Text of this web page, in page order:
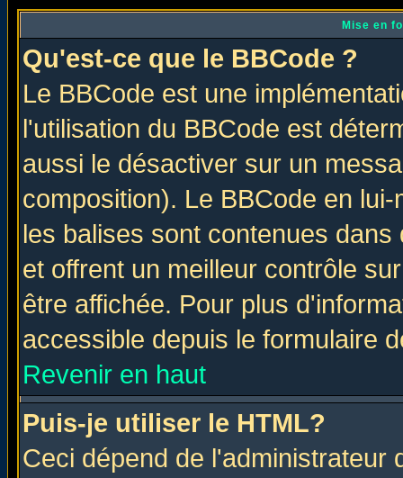
Mise en
Qu'est-ce que le BBCode ?
Le BBCode est une
l'utilisation du BBCode est
aussi le désactiver sur un
composition). Le BBCode en
les balises sont contenues
et offrent un meilleur contrôle
être affichée. Pour plus
accessible depuis le formulaire
Revenir en haut
Puis-je utiliser le HTML?
Ceci dépend de l'administrateur